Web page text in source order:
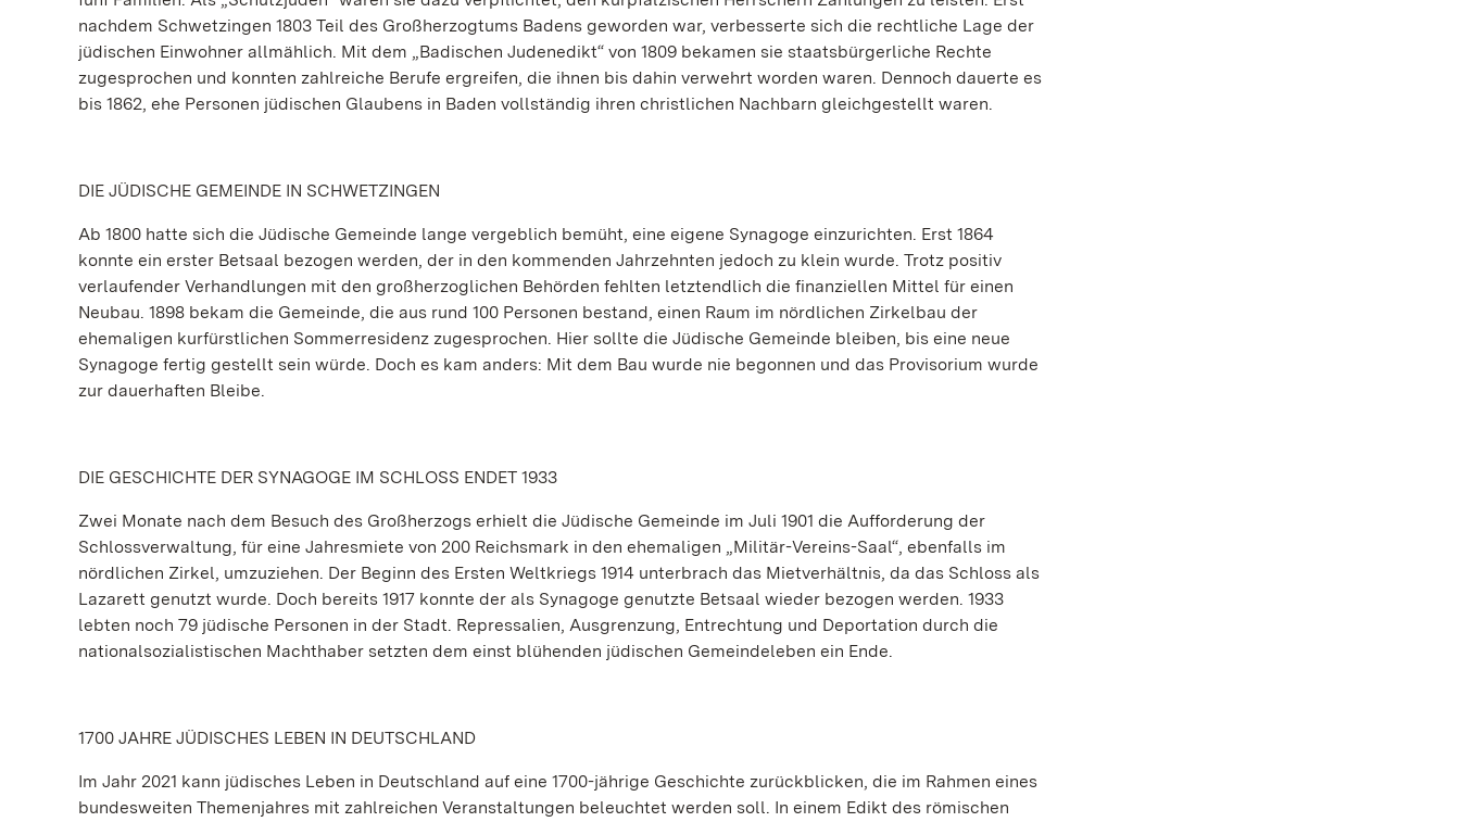
nachdem Schwetzingen 1803 Teil des Großherzogtums Badens geworden war, verbesserte sich die rechtliche Lage der
jüdischen Einwohner allmählich. Mit dem „Badischen Judenedikt“ von 1809 bekamen sie staatsbürgerliche Rechte
zugesprochen und konnten zahlreiche Berufe ergreifen, die ihnen bis dahin verwehrt worden waren. Dennoch dauerte es
bis 1862, ehe Personen jüdischen Glaubens in Baden vollständig ihren christlichen Nachbarn gleichgestellt waren.
DIE JÜDISCHE GEMEINDE IN SCHWETZINGEN
Ab 1800 hatte sich die Jüdische Gemeinde lange vergeblich bemüht, eine eigene Synagoge einzurichten. Erst 1864
konnte ein erster Betsaal bezogen werden, der in den kommenden Jahrzehnten jedoch zu klein wurde. Trotz positiv
verlaufender Verhandlungen mit den großherzoglichen Behörden fehlten letztendlich die finanziellen Mittel für einen
Neubau. 1898 bekam die Gemeinde, die aus rund 100 Personen bestand, einen Raum im nördlichen Zirkelbau der
ehemaligen kurfürstlichen Sommerresidenz zugesprochen. Hier sollte die Jüdische Gemeinde bleiben, bis eine neue
Synagoge fertig gestellt sein würde. Doch es kam anders: Mit dem Bau wurde nie begonnen und das Provisorium wurde
zur dauerhaften Bleibe.
DIE GESCHICHTE DER SYNAGOGE IM SCHLOSS ENDET 1933
Zwei Monate nach dem Besuch des Großherzogs erhielt die Jüdische Gemeinde im Juli 1901 die Aufforderung der
Schlossverwaltung, für eine Jahresmiete von 200 Reichsmark in den ehemaligen „Militär-Vereins-Saal“, ebenfalls im
nördlichen Zirkel, umzuziehen. Der Beginn des Ersten Weltkriegs 1914 unterbrach das Mietverhältnis, da das Schloss als
Lazarett genutzt wurde. Doch bereits 1917 konnte der als Synagoge genutzte Betsaal wieder bezogen werden. 1933
lebten noch 79 jüdische Personen in der Stadt. Repressalien, Ausgrenzung, Entrechtung und Deportation durch die
nationalsozialistischen Machthaber setzten dem einst blühenden jüdischen Gemeindeleben ein Ende.
1700 JAHRE JÜDISCHES LEBEN IN DEUTSCHLAND
Im Jahr 2021 kann jüdisches Leben in Deutschland auf eine 1700-jährige Geschichte zurückblicken, die im Rahmen eines
bundesweiten Themenjahres mit zahlreichen Veranstaltungen beleuchtet werden soll. In einem Edikt des römischen